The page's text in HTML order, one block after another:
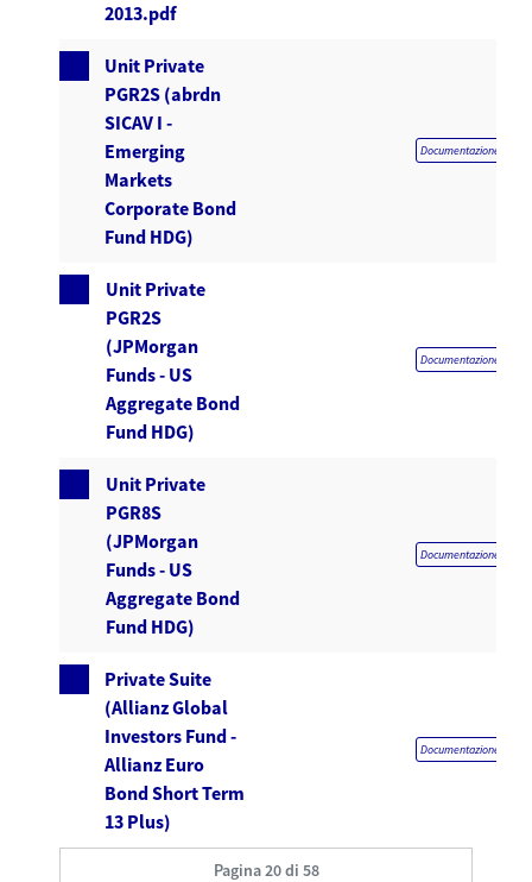
2013.pdf
Unit Private
PGR2S (abrdn
SICAV I -
Emerging
Markets
Corporate Bond
Fund HDG)
Documentazione
Unit Private
PGR2S
(JPMorgan
Funds - US
Aggregate Bond
Fund HDG)
Documentazione
Unit Private
PGR8S
(JPMorgan
Funds - US
Aggregate Bond
Fund HDG)
Documentazione
Private Suite
(Allianz Global
Investors Fund -
Allianz Euro
Bond Short Term
13 Plus)
Documentazione
Pagina 20 di 58